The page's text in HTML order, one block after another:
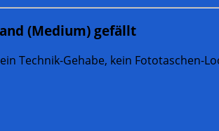
(Medium) gefällt
Technik-Gehabe, kein Fototaschen-